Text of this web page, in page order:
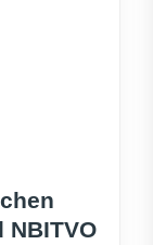
NBITVO